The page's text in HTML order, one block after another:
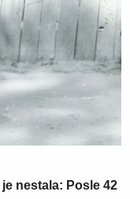
nestala: Posle 42